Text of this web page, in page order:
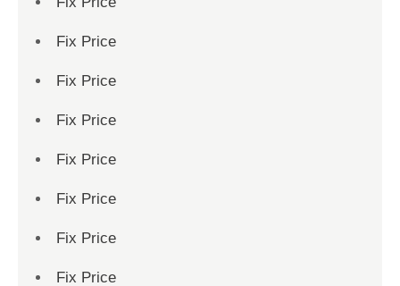
Fix Price
Fix Price
Fix Price
Fix Price
Fix Price
Fix Price
Fix Price